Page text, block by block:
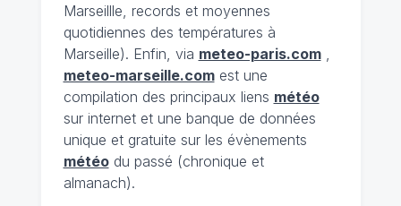
Marseillle, records et moyennes
quotidiennes des températures à
Marseille). Enfin, via meteo-paris.com,
meteo-marseille.comest une
compilation des principaux liens météo
sur internet et une banque de données
unique et gratuite sur les évènements
météodu passé (chronique et
almanach).